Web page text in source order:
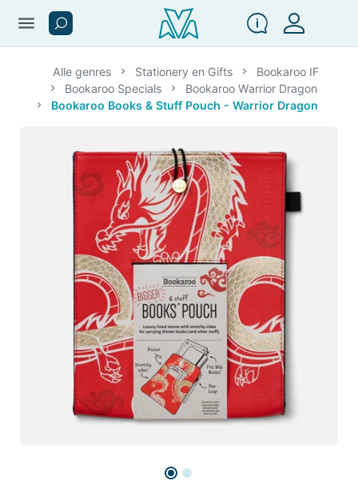
menu
Alle genres Stationery en Gifts
Bookaroo IF
Bookaroo Specials
Bookaroo Warrior Dragon
Bookaroo Books & Stuff Pouch - Warrior Dragon